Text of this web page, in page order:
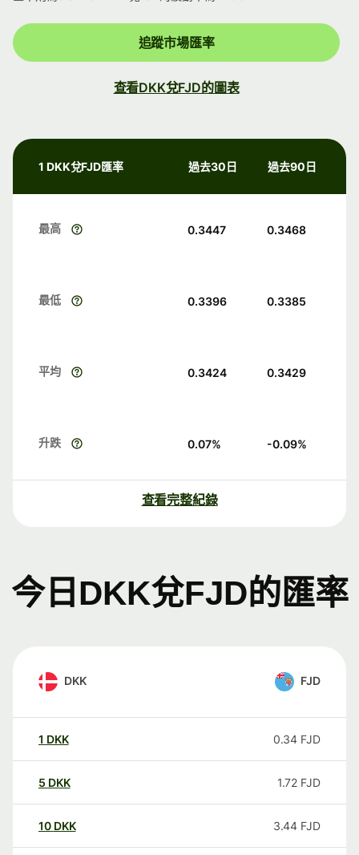
追蹤市場匯率
查看DKK兌FJD的圖表
1 DKK兌FJD匯率 過去30日 過去90日
最高 0.3447 0.3468
最低 0.3396 0.3385
平均 0.3424 0.3429
升跌 0.07% -0.09%
查看完整紀錄
今日DKK兌FJD的匯率
DKK FJD
1 DKK 0.34 FJD
5 DKK 1.72 FJD
10 DKK 3.44 FJD